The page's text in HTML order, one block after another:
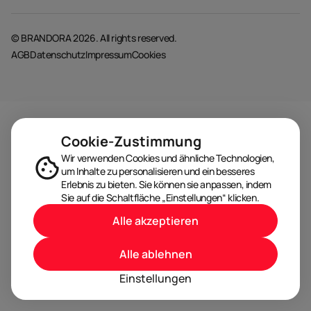
© BRANDORA 2026. All rights reserved.
AGBDatenschutzImpressumCookies
Cookie-Zustimmung
Wir verwenden Cookies und ähnliche Technologien,
um Inhalte zu personalisieren und ein besseres
Erlebnis zu bieten. Sie können sie anpassen, indem
Sie auf die Schaltfläche „Einstellungen“ klicken.
Einstellungen
Alle ablehnen
Alle akzeptieren